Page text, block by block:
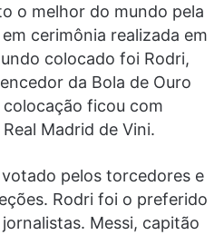
o melhor do mundo pela
cerimônia realizada em
colocado foi Rodri,
da Bola de Ouro
ficou com
Madrid de Vini.
pelos torcedores e
Rodri foi o preferido
Messi, capitão